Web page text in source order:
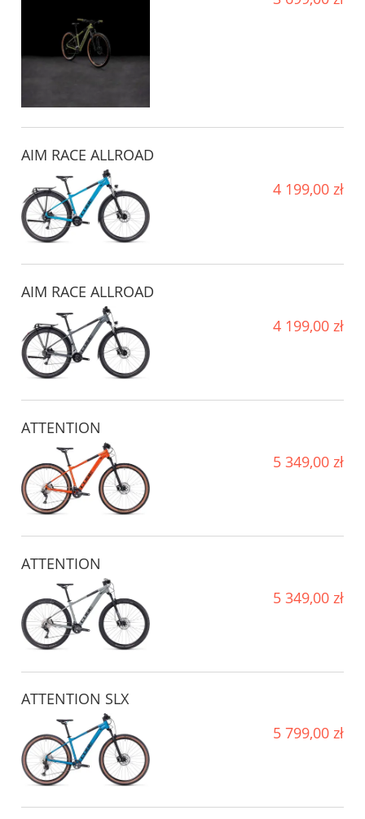
AIM RACE ALLROAD
4 199,00 zł
AIM RACE ALLROAD
4 199,00 zł
ATTENTION
5 349,00 zł
ATTENTION
5 349,00 zł
ATTENTION SLX
5 799,00 zł